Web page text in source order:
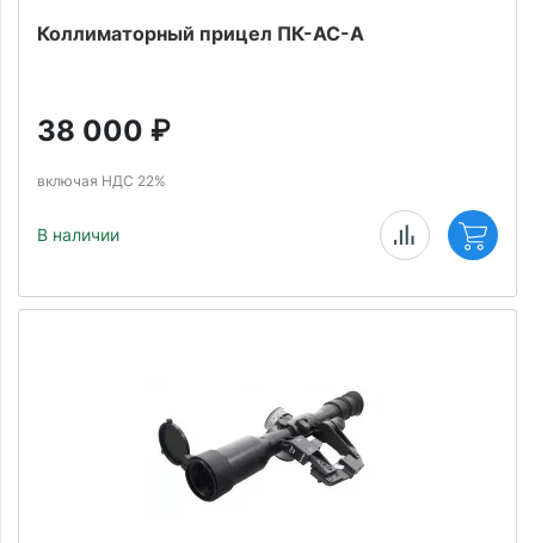
Коллиматорный прицел ПК-АС-А
38 000 ₽
включая НДС 22%
В наличии